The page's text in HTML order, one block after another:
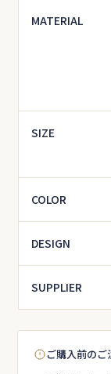
MATERIAL
SIZE
COLOR
DESIGN
SUPPLIER
ご購入前のご